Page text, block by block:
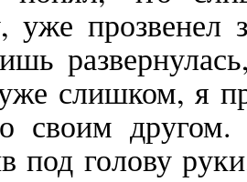
уже прозвенел
слишком, я
своим другом.
под голову